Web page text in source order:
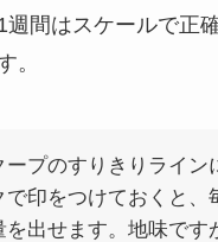
間はスケールで正
。
ープのすりきりライン
で印をつけておくと、
を出せます。地味です